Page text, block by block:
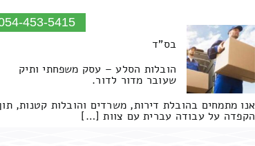
453-5415
בס"ד
הובלות הסלע – עסק משפחתי ותיק
שעובר מדור לדור.
אנו מתמחים בהובלת דירות, משרדים והובלות קטנות,
הקפדה על עבודה עברית עם צוות […]